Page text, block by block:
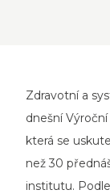
Zdravotní a
dnešní
která se
než 30
institutu.